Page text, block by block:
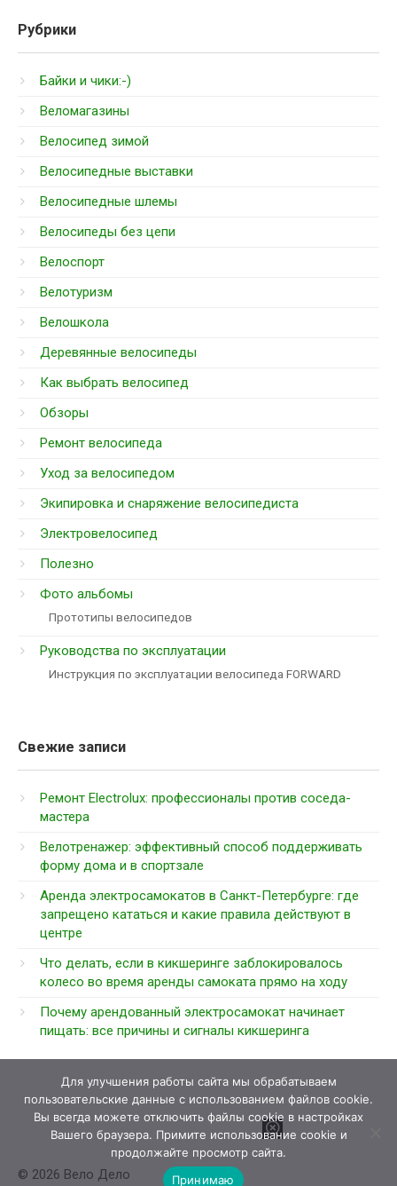
Рубрики
Байки и чики:-)
Веломагазины
Велосипед зимой
Велосипедные выставки
Велосипедные шлемы
Велосипеды без цепи
Велоспорт
Велотуризм
Велошкола
Деревянные велосипеды
Как выбрать велосипед
Обзоры
Ремонт велосипеда
Уход за велосипедом
Экипировка и снаряжение велосипедиста
Электровелосипед
Полезно
Фото альбомы
Прототипы велосипедов
Руководства по эксплуатации
Инструкция по эксплуатации велосипеда FORWARD
Свежие записи
Ремонт Electrolux: профессионалы против соседа-
мастера
Велотренажер: эффективный способ поддерживать
форму дома и в спортзале
Аренда электросамокатов в Санкт-Петербурге: где
запрещено кататься и какие правила действуют в
центре
Что делать, если в кикшеринге заблокировалось
колесо во время аренды самоката прямо на ходу
Почему арендованный электросамокат начинает
пищать: все причины и сигналы кикшеринга
© 2026 Вело Дело
Для улучшения работы сайта мы обрабатываем
пользовательские данные с использованием файлов cookie.
Вы всегда можете отключить файлы cookie в настройках
Вашего браузера. Примите использование cookie и
продолжайте просмотр сайта.
Принимаю